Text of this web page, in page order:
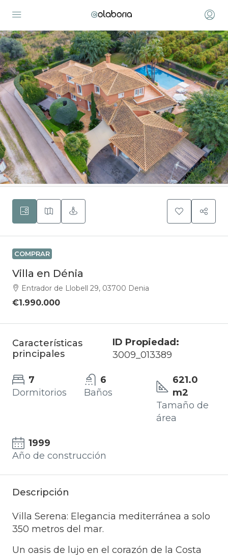
COMPRAR
Villa en Dénia
Entrador de Llobell 29, 03700 Denia
€1.990.000
Características
principales
ID Propiedad:
3009_013389
7
Dormitorios
6
Baños
621.0
m2
Tamaño de
área
1999
Año de construcción
Descripción
Villa Serena: Elegancia mediterránea a solo
350 metros del mar.
Un oasis de lujo en el corazón de la Costa